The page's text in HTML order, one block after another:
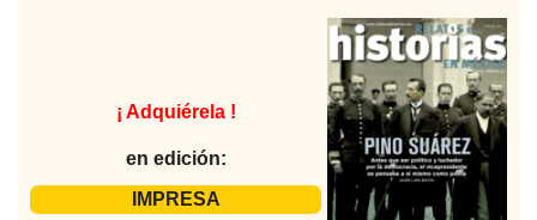
¡ Adquiérela !
en edición:
IMPRESA